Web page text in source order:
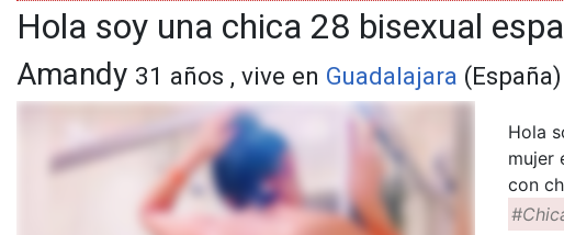
Hola soy una chica 28 bisexual
Amandy 31 años , vive en Guadalajara
Hola
mujer
con